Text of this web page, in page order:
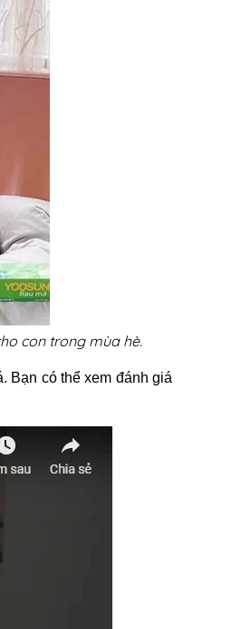
con trong mùa hè.
Bạn có thể xem đánh giá